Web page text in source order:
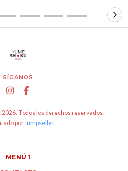
SÍGANOS
2026. Todos los derechos reservados.
por Jumpseller.
MENÚ 1